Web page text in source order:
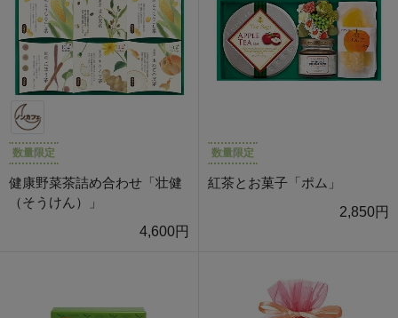
数量限定
健康野菜茶詰め合わせ「壮健
（そうけん）」
4,600円
数量限定
紅茶とお菓子「ポム」
2,850円